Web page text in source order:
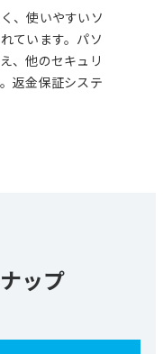
、使いやすいソ
ています。パソ
、他のセキュリ
返金保証システ
ップ